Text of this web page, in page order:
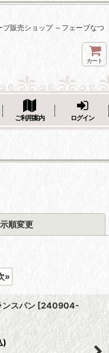
販売ショップ ～フェーブなつ
カート
ご利用案内 ログイン
順変更
»
ンスパン[240904-
)